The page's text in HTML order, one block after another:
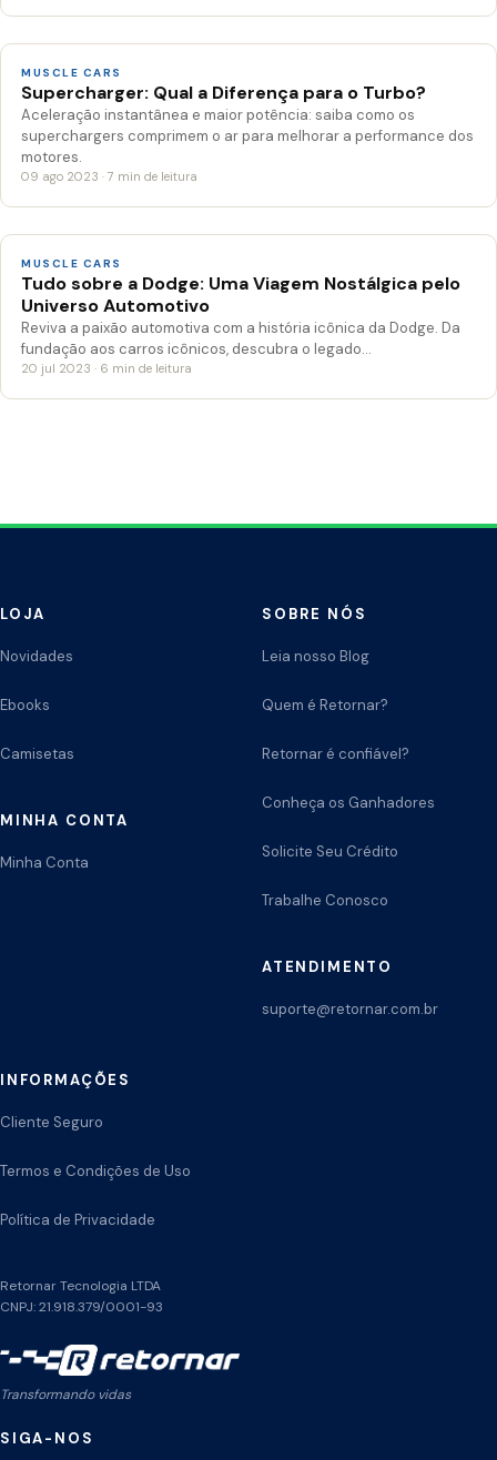
MUSCLE CARS
Supercharger: Qual a Diferença para o Turbo?
Aceleração instantânea e maior potência: saiba como os
superchargers comprimem o ar para melhorar a performance dos
motores.
09 ago 2023 · 7 min de leitura
MUSCLE CARS
Tudo sobre a Dodge: Uma Viagem Nostálgica pelo
Universo Automotivo
Reviva a paixão automotiva com a história icônica da Dodge. Da
fundação aos carros icônicos, descubra o legado…
20 jul 2023 · 6 min de leitura
LOJA
Novidades
Ebooks
Camisetas
MINHA CONTA
Minha Conta
SOBRE NÓS
Leia nosso Blog
Quem é Retornar?
Retornar é confiável?
Conheça os Ganhadores
Solicite Seu Crédito
Trabalhe Conosco
ATENDIMENTO
suporte@retornar.com.br
INFORMAÇÕES
Cliente Seguro
Termos e Condições de Uso
Política de Privacidade
Retornar Tecnologia LTDA
CNPJ: 21.918.379/0001-93
Transformando vidas
SIGA-NOS